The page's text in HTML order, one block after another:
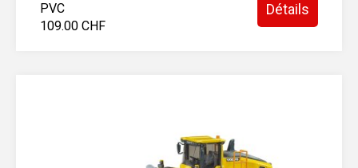
PVC
109.00 CHF
Détails